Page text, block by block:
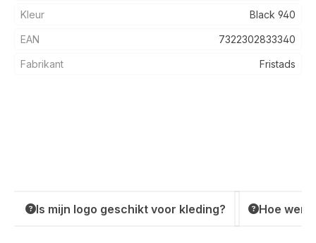
Kleur Black 940
EAN 7322302833340
Fabrikant Fristads
Is mijn logo geschikt voor kleding? Hoe